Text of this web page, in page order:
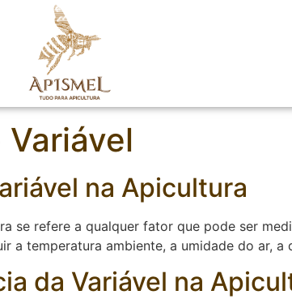
Variável
na Apicultura
se refere a qualquer fator que pode ser
a temperatura ambiente, a umidade do ar,
da Variável na